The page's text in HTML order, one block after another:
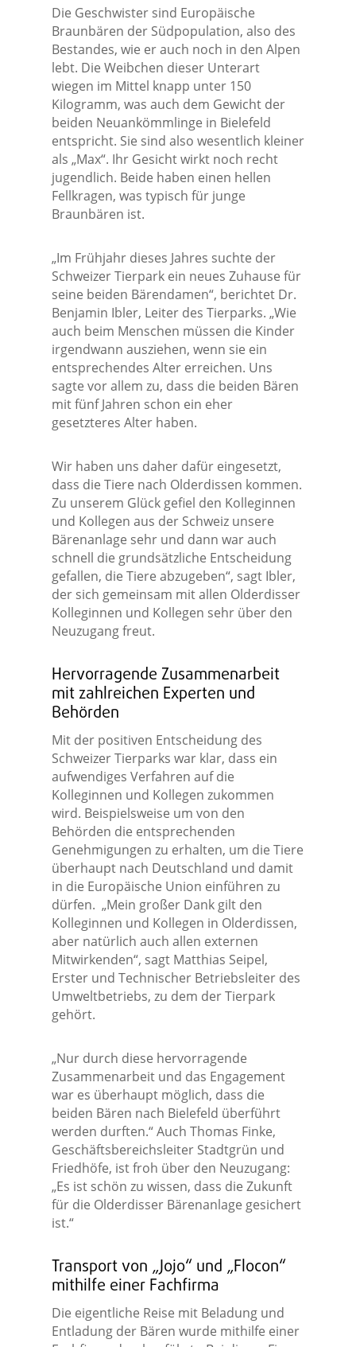
Die Geschwister sind Europäische
Braunbären der Südpopulation, also des
Bestandes, wie er auch noch in den Alpen
lebt. Die Weibchen dieser Unterart
wiegen im Mittel knapp unter 150
Kilogramm, was auch dem Gewicht der
beiden Neuankömmlinge in Bielefeld
entspricht. Sie sind also wesentlich kleiner
als „Max“. Ihr Gesicht wirkt noch recht
jugendlich. Beide haben einen hellen
Fellkragen, was typisch für junge
Braunbären ist.
„Im Frühjahr dieses Jahres suchte der
Schweizer Tierpark ein neues Zuhause für
seine beiden Bärendamen“, berichtet Dr.
Benjamin Ibler, Leiter des Tierparks. „Wie
auch beim Menschen müssen die Kinder
irgendwann ausziehen, wenn sie ein
entsprechendes Alter erreichen. Uns
sagte vor allem zu, dass die beiden Bären
mit fünf Jahren schon ein eher
gesetzteres Alter haben.
Wir haben uns daher dafür eingesetzt,
dass die Tiere nach Olderdissen kommen.
Zu unserem Glück gefiel den Kolleginnen
und Kollegen aus der Schweiz unsere
Bärenanlage sehr und dann war auch
schnell die grundsätzliche Entscheidung
gefallen, die Tiere abzugeben“, sagt Ibler,
der sich gemeinsam mit allen Olderdisser
Kolleginnen und Kollegen sehr über den
Neuzugang freut.
Hervorragende Zusammenarbeit
mit zahlreichen Experten und
Behörden
Mit der positiven Entscheidung des
Schweizer Tierparks war klar, dass ein
aufwendiges Verfahren auf die
Kolleginnen und Kollegen zukommen
wird. Beispielsweise um von den
Behörden die entsprechenden
Genehmigungen zu erhalten, um die Tiere
überhaupt nach Deutschland und damit
in die Europäische Union einführen zu
dürfen. „Mein großer Dank gilt den
Kolleginnen und Kollegen in Olderdissen,
aber natürlich auch allen externen
Mitwirkenden“, sagt Matthias Seipel,
Erster und Technischer Betriebsleiter des
Umweltbetriebs, zu dem der Tierpark
gehört.
„Nur durch diese hervorragende
Zusammenarbeit und das Engagement
war es überhaupt möglich, dass die
beiden Bären nach Bielefeld überführt
werden durften.“ Auch Thomas Finke,
Geschäftsbereichsleiter Stadtgrün und
Friedhöfe, ist froh über den Neuzugang:
„Es ist schön zu wissen, dass die Zukunft
für die Olderdisser Bärenanlage gesichert
ist.“
Transport von „Jojo“ und „Flocon“
mithilfe einer Fachfirma
Die eigentliche Reise mit Beladung und
Entladung der Bären wurde mithilfe einer